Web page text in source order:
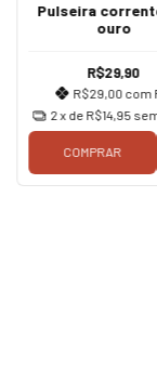
Pulseira
ouro
R$29,90
R$29,00 com
2x de R$14,95
COMPRAR